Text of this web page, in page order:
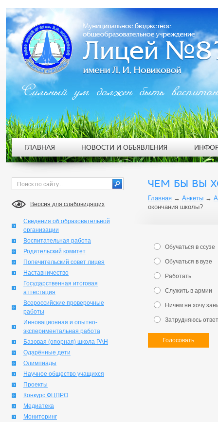
Версия для слабовидящих
Сведения об образовательной
организации
Воспитательная работа
Родительский комитет
Попечительский совет лицея
Наставничество
Государственная итоговая
аттестация
Всероссийские проверочные
работы
Инновационная и опытно-
экспериментальная работа
Базовая (опорная) школа РАН
Одарённые дети
Олимпиады
Научное общество учащихся
Проекты
Конкурс ФЦПРО
Медиатека
Мониторинг
ЧЕМ БЫ ВЫ
Главная → Анкеты →
окончания школы?
Обучаться в ссузе
Обучаться в вузе
Работать
Служить в армии
Ничем не хочу
Затрудняюсь
Голосовать
Сильный ум должен быть
ГЛАВНАЯ НОВОСТИ И ОБЪЯВЛЕНИЯ